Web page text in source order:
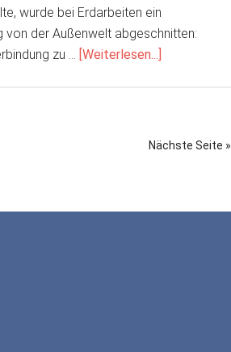
wurde bei Erdarbeiten ein
der Außenwelt abgeschnitten:
zu … [Weiterlesen...]
Nächste Seite »